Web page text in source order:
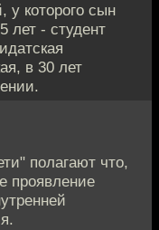
у которого сын
лет - студент
в 30 лет
полагают что,
проявление